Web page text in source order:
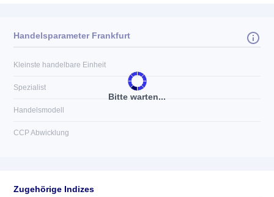
Bitte warten...
Handelsparameter Frankfurt
Kleinste handelbare Einheit
Spezialist
Handelsmodell
CCP Abwicklung
Zugehörige Indizes